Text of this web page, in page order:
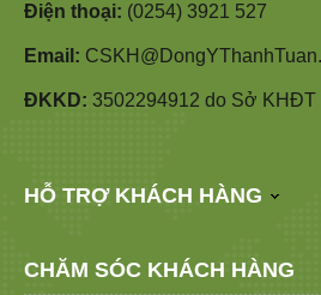
Điện thoại: (0254) 3921 527
Email:
ĐKKD: 3502294912 do Sở KHĐT
HỖ TRỢ KHÁCH HÀNG
CHĂM SÓC KHÁCH HÀNG